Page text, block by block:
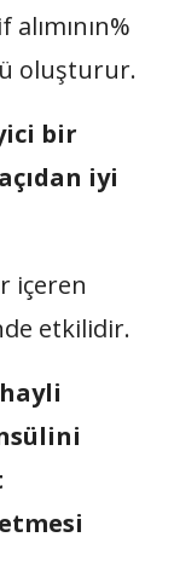
oluşturur.
bir
iyi
içeren
etkilidir.